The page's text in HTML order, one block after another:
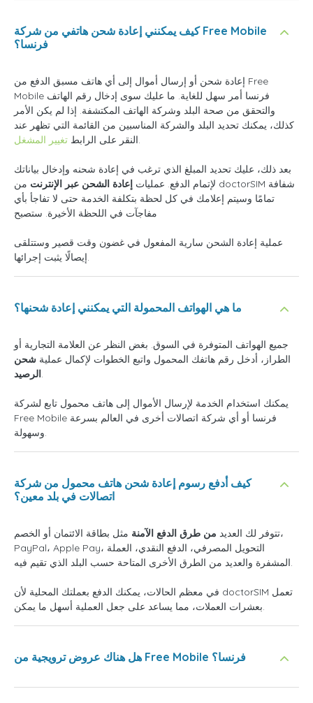
كيف يمكنني إعادة شحن هاتفي من شركة Free Mobile
فرنسا؟
إعادة شحن أو إرسال أموال إلى أي هاتف مسبق الدفع من Free
Mobile فرنسا أمر سهل للغاية. ما عليك سوى إدخال رقم الهاتف
والتحقق من صحة البلد وشركة الهاتف المكتشفة. إذا لم يكن الأمر
كذلك، يمكنك تحديد البلد والشركة المناسبين من القائمة التي تظهر عند
النقر على الرابط تغيير المشغل .
بعد ذلك، عليك تحديد المبلغ الذي ترغب في إعادة شحنه وإدخال بياناتك
لإتمام الدفع. عمليات إعادة الشحن عبر الإنترنت من doctorSIM شفافة
تمامًا وسيتم إعلامك في كل لحظة بتكلفة الخدمة حتى لا تفاجأ بأي
مفاجآت في اللحظة الأخيرة. ستصبح
عملية إعادة الشحن سارية المفعول في غضون وقت قصير وستتلقى
إيصالًا يثبت إجرائها.
ما هي الهواتف المحمولة التي يمكنني إعادة شحنها؟
جميع الهواتف المتوفرة في السوق. بغض النظر عن العلامة التجارية أو
الطراز، أدخل رقم هاتفك المحمول واتبع الخطوات لإكمال عملية شحن
الرصيد.
يمكنك استخدام الخدمة لإرسال الأموال إلى هاتف محمول تابع لشركة
Free Mobile فرنسا أو أي شركة اتصالات أخرى في العالم بسرعة
وسهولة.
كيف أدفع رسوم إعادة شحن هاتف محمول من شركة
اتصالات في بلد معين؟
تتوفر لك العديد من طرق الدفع الآمنة مثل بطاقة الائتمان أو الخصم،
PayPal، Apple Pay، التحويل المصرفي، الدفع النقدي، العملة
المشفرة والعديد من الطرق الأخرى المتاحة حسب البلد الذي تقيم فيه.
في معظم الحالات، يمكنك الدفع بعملتك المحلية لأن doctorSIM تعمل
بعشرات العملات، مما يساعد على جعل العملية أسهل ما يمكن.
هل هناك عروض ترويجية من Free Mobile فرنسا؟